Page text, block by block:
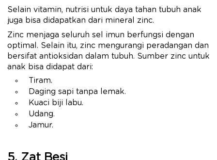
Selain vitamin, nutrisi untuk daya tahan tubuh anak
juga bisa didapatkan dari mineral zinc.
Zinc menjaga seluruh sel imun berfungsi dengan
optimal. Selain itu, zinc mengurangi peradangan dan
bersifat antioksidan dalam tubuh. Sumber zinc untuk
anak bisa didapat dari:
Tiram.
Daging sapi tanpa lemak.
Kuaci biji labu.
Udang.
Jamur.
5. Zat Besi